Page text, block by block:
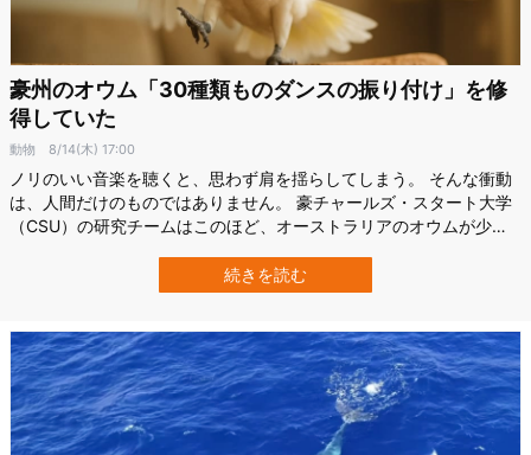
豪州のオウム「30種類ものダンスの振り付け」を修
得していた
動物 8/14(木) 17:00
ノリのいい音楽を聴くと、思わず肩を揺らしてしまう。 そんな衝動
は、人間だけのものではありません。 豪チャールズ・スタート大学
（CSU）の研究チームはこのほど、オーストラリアのオウムが少な
た。 しかも、そのうち17種類は科学界でも初めて確認された新しい
動きです。 研究の詳細は2025年8月6日付で科学雑誌『PLOS
続きを読む